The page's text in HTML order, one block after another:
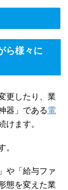
ら様々に
更したり、業
器」である電
けます。
。
や「給与ファ
態を変えた業